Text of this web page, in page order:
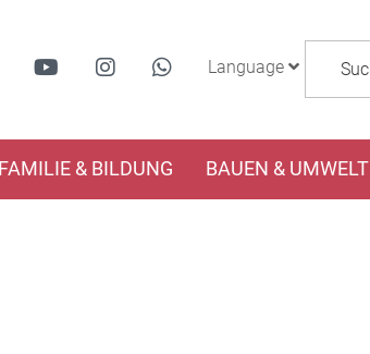
Language
FAMILIE & BILDUNG BAUEN & UMWELT